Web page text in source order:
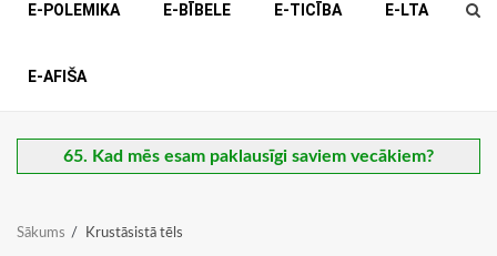
E-POLEMIKA E-BĪBELE E-TICĪBA E-LTA
E-AFIŠA
65. Kad mēs esam paklausīgi saviem vecākiem?
Sākums Krustāsistā tēls